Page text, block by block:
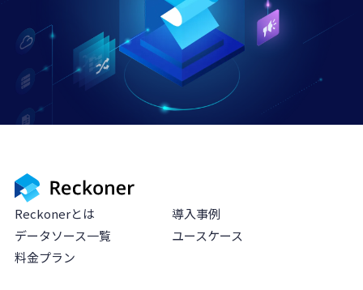
Reckonerとは
導入事例
データソース一覧
ユースケース
料金プラン